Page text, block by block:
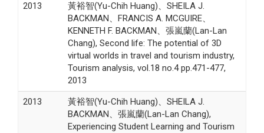
2013
黃裕智(Yu-Chih Huang)、SHEILA J.
BACKMAN、FRANCIS A. MCGUIRE、
KENNETH F. BACKMAN、張嵐蘭(Lan-Lan
Chang), Second life: The potential of 3D
virtual worlds in travel and tourism industry,
Tourism analysis, vol.18 no.4 pp.471-477,
2013
2013
黃裕智(Yu-Chih Huang)、SHEILA J.
BACKMAN、張嵐蘭(Lan-Lan Chang),
Experiencing Student Learning and Tourism